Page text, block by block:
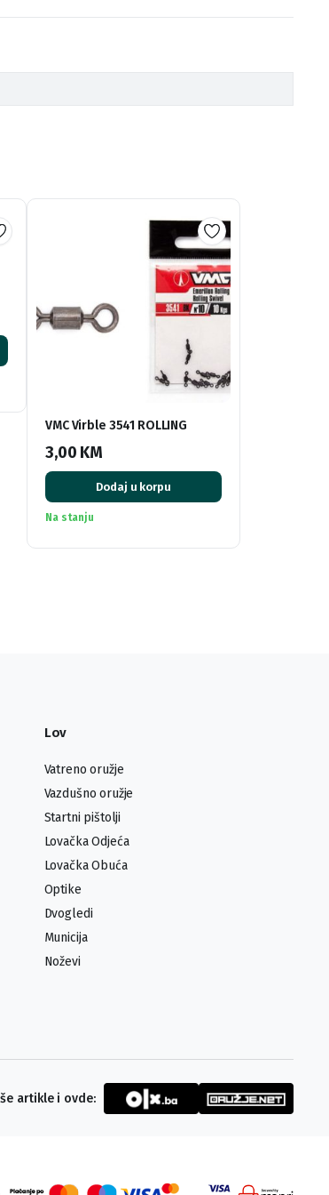
VMC Virble 3541 ROLLING
3,00 KM
Dodaj u korpu
Na stanju
Lov
Vatreno oružje
Vazdušno oružje
Startni pištolji
Lovačka Odjeća
Lovačka Obuća
Optike
Dvogledi
Municija
Noževi
artikle i ovde: